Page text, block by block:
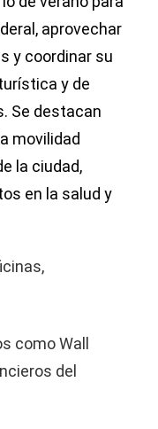
aprovechar
y coordinar su
y de
Se destacan
movilidad
la ciudad,
en la salud y
como Wall
del